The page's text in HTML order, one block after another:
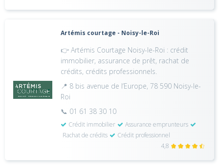
Artémis courtage - Noisy-le-Roi
👉 Artémis Courtage Noisy-le-Roi : crédit
immobilier, assurance de prêt, rachat de
crédits, crédits professionnels.
📍 8 bis avenue de l’Europe, 78 590 Noisy-le-
Roi
📞 01 61 38 30 10
Crédit immobilier
Assurance emprunteurs
Rachat de crédits
Crédit professionnel
4,8